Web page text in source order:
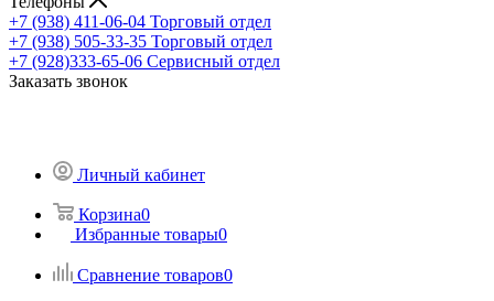
+7 (938) 411-06-04 Торговый отдел
+7 (938) 505-33-35 Торговый отдел
+7 (928)333-65-06 Сервисный отдел
Заказать звонок
Личный кабинет
Корзина0
Избранные товары0
Сравнение товаров0